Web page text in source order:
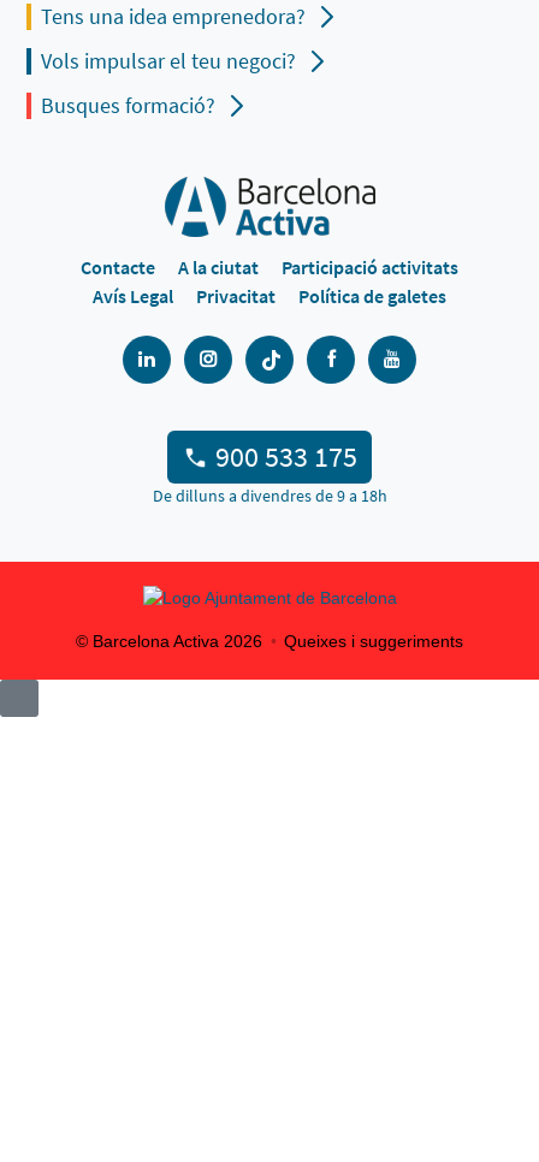
Tens una idea emprenedora?
Vols impulsar el teu negoci?
Busques formació?
Contacte A la ciutat
Participació activitats
Avís Legal
Privacitat Política de galetes
900 533 175
De dilluns a divendres de 9 a 18h
© Barcelona Activa 2026 Queixes i suggeriments